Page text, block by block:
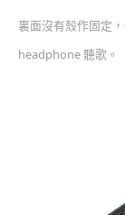
裏面沒有殼作固定
headphone 聽歌。